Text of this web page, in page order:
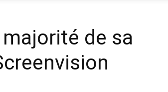
de sa